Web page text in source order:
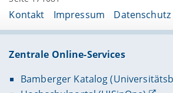
Kontakt Impressum Datenschutz
Zentrale Online-Services
Bamberger Katalog